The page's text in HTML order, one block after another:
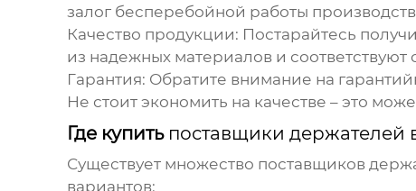
залог бесперебойной работы
Качество продукции: Постарайтесь
из надежных материалов и соответствуют
Гарантия: Обратите внимание на
Не стоит экономить на качестве – это
Где купить поставщики держателей
Существует множество поставщиков
вариантов: